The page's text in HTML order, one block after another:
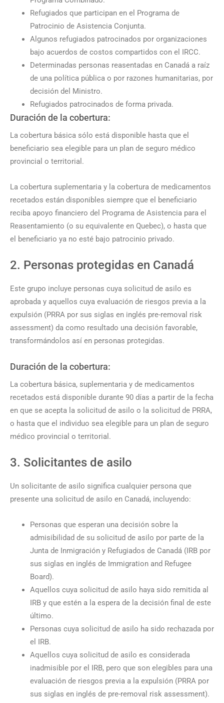
Refugiados que participan en el Programa de
Patrocinio de Asistencia Conjunta.
Algunos refugiados patrocinados por organizaciones
bajo acuerdos de costos compartidos con el IRCC.
Determinadas personas reasentadas en Canadá a raíz
de una política pública o por razones humanitarias, por
decisión del Ministro.
Refugiados patrocinados de forma privada.
Duración de la cobertura:
La cobertura básica sólo está disponible hasta que el
beneficiario sea elegible para un plan de seguro médico
provincial o territorial.
La cobertura suplementaria y la cobertura de medicamentos
recetados están disponibles siempre que el beneficiario
reciba apoyo financiero del Programa de Asistencia para el
Reasentamiento (o su equivalente en Quebec), o hasta que
el beneficiario ya no esté bajo patrocinio privado.
2. Personas protegidas en Canadá
Este grupo incluye personas cuya solicitud de asilo es
aprobada y aquellos cuya evaluación de riesgos previa a la
expulsión (PRRA por sus siglas en inglés pre-removal risk
assessment) da como resultado una decisión favorable,
transformándolos así en personas protegidas.
Duración de la cobertura:
La cobertura básica, suplementaria y de medicamentos
recetados está disponible durante 90 días a partir de la fecha
en que se acepta la solicitud de asilo o la solicitud de PRRA,
o hasta que el individuo sea elegible para un plan de seguro
médico provincial o territorial.
3. Solicitantes de asilo
Un solicitante de asilo significa cualquier persona que
presente una solicitud de asilo en Canadá, incluyendo:
Personas que esperan una decisión sobre la
admisibilidad de su solicitud de asilo por parte de la
Junta de Inmigración y Refugiados de Canadá (IRB por
sus siglas en inglés de Immigration and Refugee
Board).
Aquellos cuya solicitud de asilo haya sido remitida al
IRB y que estén a la espera de la decisión final de este
último.
Personas cuya solicitud de asilo ha sido rechazada por
el IRB.
Aquellos cuya solicitud de asilo es considerada
inadmisible por el IRB, pero que son elegibles para una
evaluación de riesgos previa a la expulsión (PRRA por
sus siglas en inglés de pre-removal risk assessment).